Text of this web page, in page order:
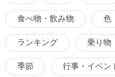
食べ物・飲み物 色
ランキング 乗り物
季節 行事・イベン